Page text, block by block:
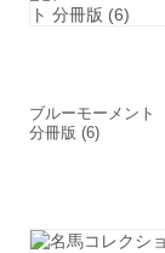
ブルーモーメント
分冊版 (6)